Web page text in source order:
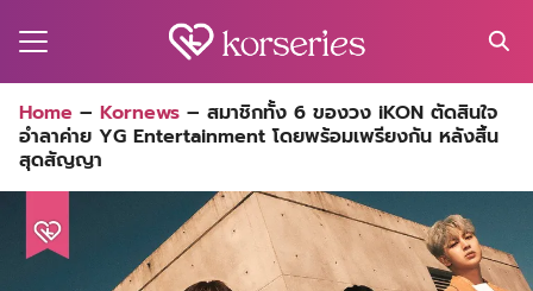
for:
Home – Kornews – สมาชิกทั้ง 6 ของวง iKON ตัดสินใจ
อำลาค่าย YG Entertainment โดยพร้อมเพรียงกัน หลังสิ้น
สุดสัญญา